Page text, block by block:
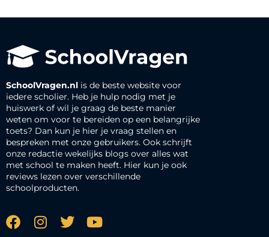
SchoolVragen.nl is de beste website voor
iedere scholier. Heb je hulp nodig met je
huiswerk of wil je graag de beste manier
weten om voor te bereiden op een belangrijke
toets? Dan kun je hier je vraag stellen en
bespreken met onze gebruikers. Ook schrijft
onze redactie wekelijks blogs over alles wat
met school te maken heeft. Hier kun je ook
reviews lezen over verschillende
schoolproducten.